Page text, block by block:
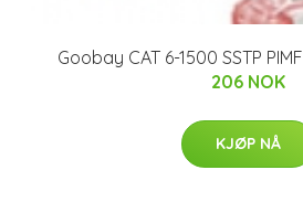
Goobay CAT 6-1500 SSTP
206 NOK
KJØP NÅ